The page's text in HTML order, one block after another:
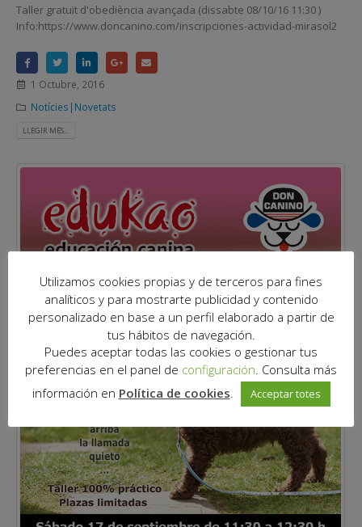
Taller gratuït d'obediència avançada (dissabte 08/10/16 11:30 )
Info:https://www.doncanino.com/inscripciones-actividad-mirasol2
1 Octubre, 2016
Notícies|Novetats
LLEGIR MÉS...
Utilizamos cookies propias y de terceros para fines
analíticos y para mostrarte publicidad y contenido
personalizado en base a un perfil elaborado a partir de
tus hábitos de navegación.
Puedes aceptar todas las cookies o gestionar tus
preferencias en el panel de configuración. Consulta más
información en Política de cookies. Acceptar totes